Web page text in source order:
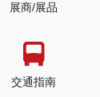
展商/展品
交通指南